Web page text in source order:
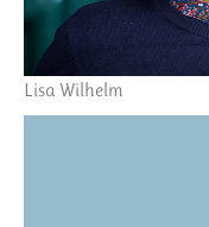
Lisa Wilhelm